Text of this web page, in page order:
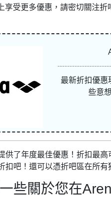
享受更多優惠，請密切關注
最新折扣優惠
些意
供了年度最佳優惠！折扣最
扣吧！還可以憑折吧區在所有
些關於您在